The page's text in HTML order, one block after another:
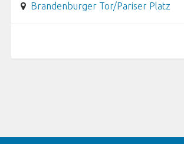
Brandenburger Tor/Pariser Platz